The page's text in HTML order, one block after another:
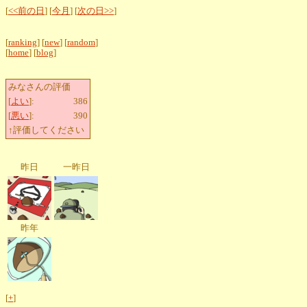
[<<前の日 ] [今月 ] [次の日>>]
[ranking] [new] [random]
[home] [blog]
みなさんの評価
[よい]:
386
[悪い]:
390
↑評価してください
昨日 一昨日
昨年
[+]